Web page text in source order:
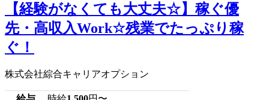
【経験がなくても大丈夫☆】稼ぐ優
先・高収入Work☆残業でたっぷり稼
ぐ！
株式会社綜合キャリアオプション